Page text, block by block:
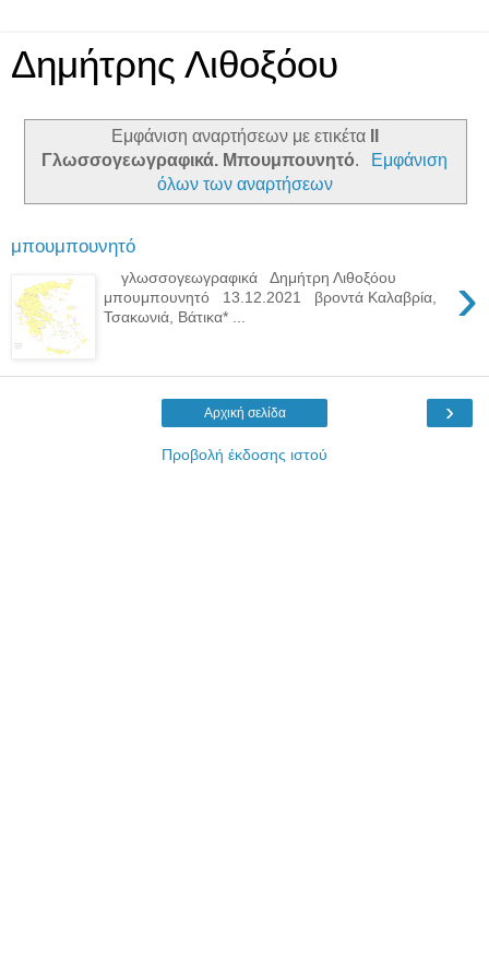
Δημήτρης Λιθοξόου
Εμφάνιση αναρτήσεων με ετικέτα
Γλωσσογεωγραφικά. Μπουμπουνητό.
Εμφάνιση
όλων των αναρτήσεων
μπουμπουνητό
›
γλωσσογεωγραφικά Δημήτρη Λιθοξόου
μπουμπουνητό 13.12.2021 βροντά Καλαβρία,
Τσακωνιά, Βάτικα* ...
›
Αρχική σελίδα
Προβολή έκδοσης ιστού